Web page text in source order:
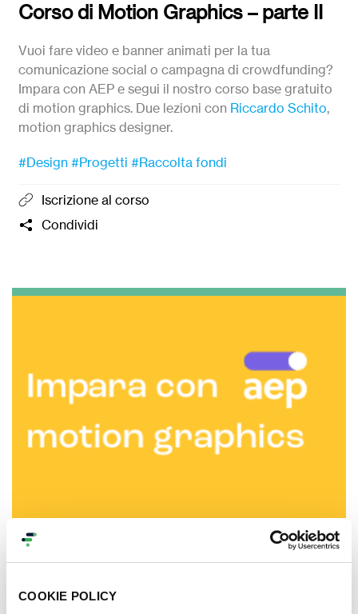
COOKIE POLICY
Corso di Motion Graphics – parte II
Vuoi fare video e banner animati per la tua
comunicazione social o campagna di crowdfunding?
Impara con AEP e segui il nostro corso base gratuito
di motion graphics. Due lezioni con Riccardo Schito,
motion graphics designer.
#Design #Progetti #Raccolta fondi
Iscrizione al corso
Condividi